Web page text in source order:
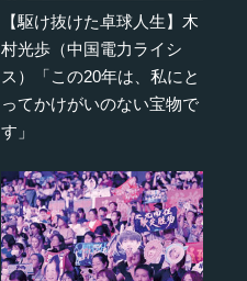
【駆け抜けた卓球人生】木
村光歩（中国電力ライシ
ス）「この20年は、私にと
ってかけがいのない宝物で
す」